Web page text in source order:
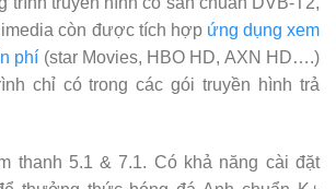
còn được tích hợp ứng dụng xem
phí (star Movies, HBO HD, AXN HD….)
chỉ có trong các gói truyền hình trả
thanh 5.1 & 7.1. Có khả năng cài đặt